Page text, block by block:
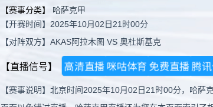
【赛事分类】 哈萨克甲
【开赛时间】2025年10月02日21时00分
【对阵双方】AKAS阿拉木图 VS 奥杜斯基克
【直播信号】 高清直播 咪咕体育 免费直播 腾
【赛事说明】北京时间2025年10月02日21时00分，哈